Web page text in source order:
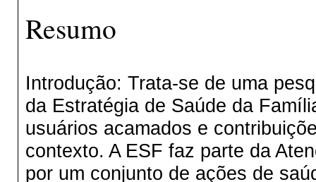
Resumo
Introdução: Trata-se de uma
da Estratégia de Saúde da
usuários acamados e
contexto. A ESF faz parte da
por um conjunto de ações de